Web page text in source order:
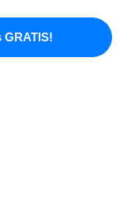
GRATIS!